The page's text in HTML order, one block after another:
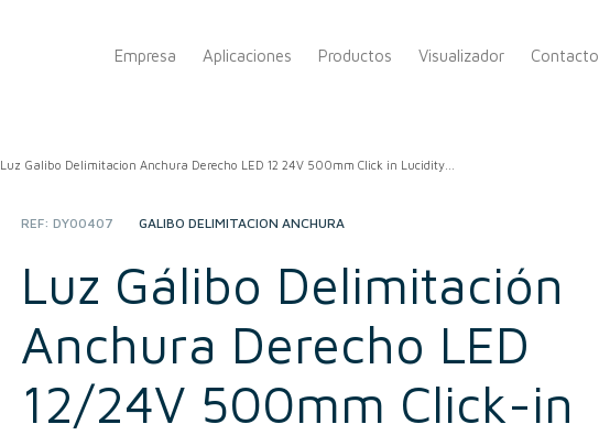
Empresa Aplicaciones Productos Visualizador Contacto
Luz Galibo Delimitacion Anchura Derecho LED 12 24V 500mm Click in Lucidity...
REF:DY00407
CATEGORY:GÁLIBO DELIMITACIÓN ANCHURA
Luz Gálibo Delimitación
Anchura Derecho LED
12/24V 500mm Click-in